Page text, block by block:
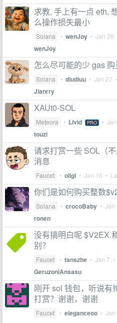
求教, 手上有一点 eth,
么操作损失最小
Solana • wenJoy • Jan 29
wenJoy
怎么尽可能的少 gas
Solana • diudiuu • Jan 27
Jianrry
XAUt0-SOL
Meteora • Livid PRO •
touzi
请求打赏一些 SOL（
消息
Faucet • oligi • Jan 16 •
你们是如何购买整数
Solana • crocoBaby • Jan
ronen
没有搞明白呢 $V2EX
别？
Faucet • tanszhe • Jan 7
GeruzoniAnsasu
刚开 sol 钱包，听说有
打赏？谢谢，谢谢
Faucet • eleganceoo • Jan